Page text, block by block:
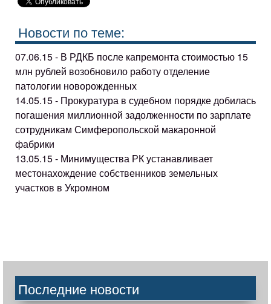
Новости по теме:
07.06.15 - В РДКБ после капремонта стоимостью 15
млн рублей возобновило работу отделение
патологии новорожденных
14.05.15 - Прокуратура в судебном порядке добилась
погашения миллионной задолженности по зарплате
сотрудникам Симферопольской макаронной
фабрики
13.05.15 - Минимущества РК устанавливает
местонахождение собственников земельных
участков в Укромном
Последние новости